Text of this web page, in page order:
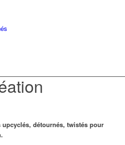
upcyclés, détournés, twistés pour